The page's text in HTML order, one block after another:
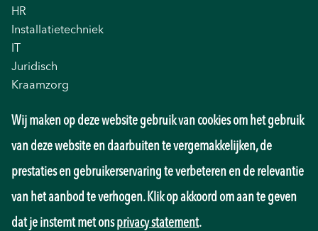
HR
Installatietechniek
Juridisch
Kraamzorg
Management
Marketing
Overheid
Pedagogiek
Productie
Wij maken op deze website gebruik van cookies om het gebruik
van deze website en daarbuiten te vergemakkelijken, de
prestaties en gebruikerservaring te verbeteren en de relevantie
van het aanbod te verhogen. Klik op akkoord om aan te geven
dat je instemt met onsprivacy statement.